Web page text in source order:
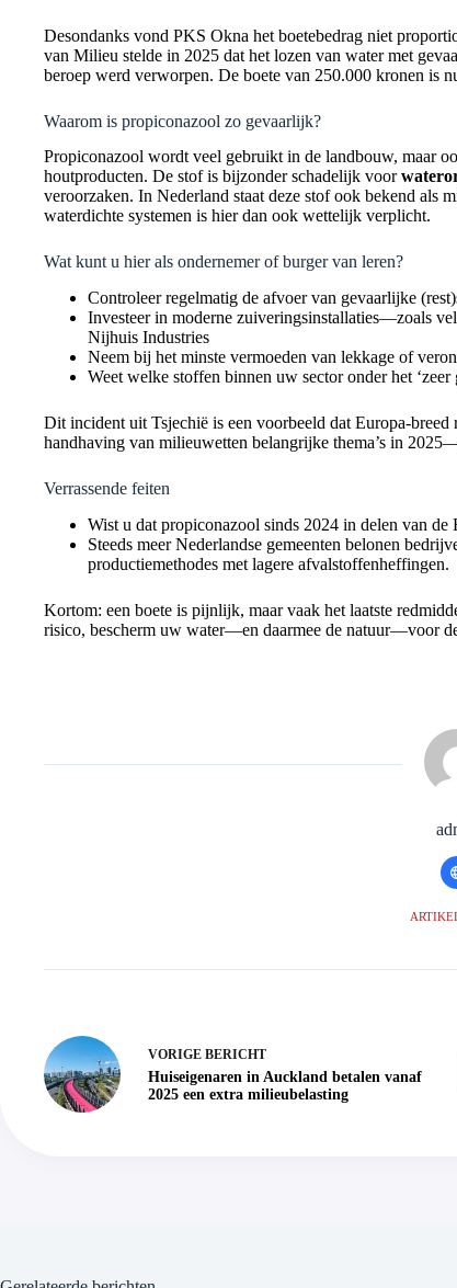
Desondanks vond PKS Okna het boetebedrag niet
van Milieu stelde in 2025 dat het lozen van water met
beroep werd verworpen. De boete van 250.000 kronen is
Waarom is propiconazool zo gevaarlijk?
Propiconazool wordt veel gebruikt in de landbouw, maar
houtproducten. De stof is bijzonder schadelijk voor
veroorzaken. In Nederland staat deze stof ook bekend als
waterdichte systemen is hier dan ook wettelijk verplicht.
Wat kunt u hier als ondernemer of burger van leren?
Controleer regelmatig de afvoer van gevaarlijke
Investeer in moderne zuiveringsinstallaties—zoals
Nijhuis Industries
Neem bij het minste vermoeden van lekkage of
Weet welke stoffen binnen uw sector onder het
Dit incident uit Tsjechië is een voorbeeld dat Europa-
handhaving van milieuwetten belangrijke thema’s in
Verrassende feiten
Wist u dat propiconazool sinds 2024 in delen van
Steeds meer Nederlandse gemeenten belonen
productiemethodes met lagere afvalstoffenheffingen.
Kortom: een boete is pijnlijk, maar vaak het laatste
risico, bescherm uw water—en daarmee de natuur—voor
VORIGE BERICHT
Huiseigenaren in Auckland betalen vanaf
2025 een extra milieubelasting